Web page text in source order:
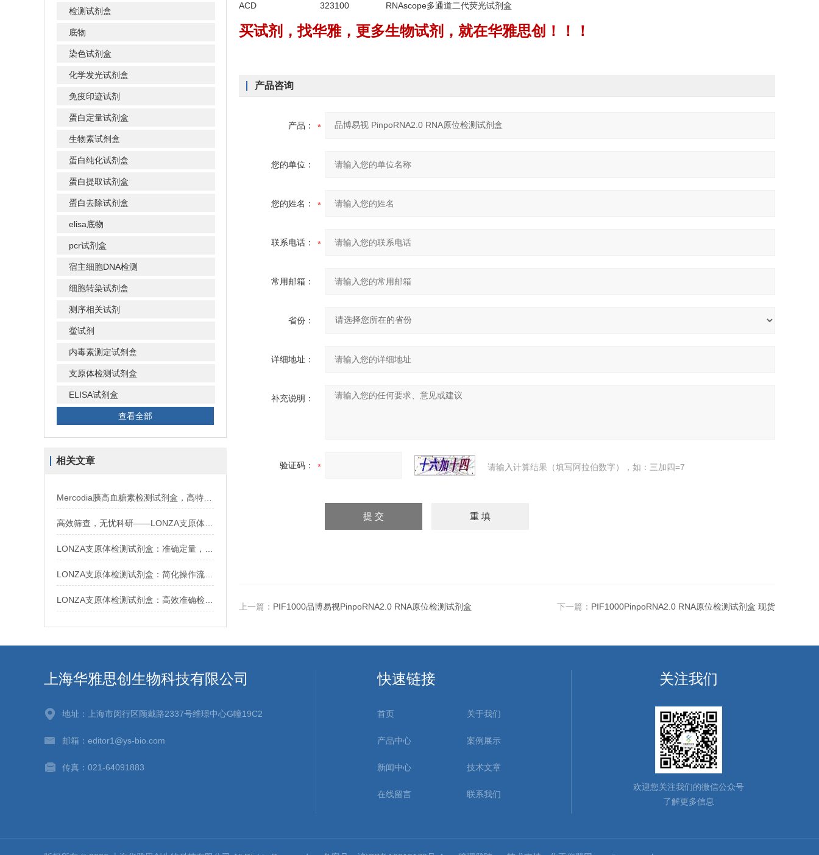
检测试剂盒
底物
染色试剂盒
化学发光试剂盒
免疫印迹试剂
蛋白定量试剂盒
生物素试剂盒
蛋白纯化试剂盒
蛋白提取试剂盒
蛋白去除试剂盒
elisa底物
pcr试剂盒
宿主细胞DNA检测
细胞转染试剂盒
测序相关试剂
鲎试剂
内毒素测定试剂盒
支原体检测试剂盒
ELISA试剂盒
查看全部
相关文章
ACD 323100 RNAscope多通道二代荧光试剂盒
买试剂，找华雅，更多生物试剂，就在华雅思创！！！
产品咨询
产品：
您的单位：
您的姓名：
联系电话：
常用邮箱：
省份：
详细地址：
补充说明：
验证码： 请输入计算结果（填写阿拉伯数字），如：三加四=7
上一篇： PIF1000品博易视PinpoRNA2.0 RNA原位检测试剂盒 下一篇： PIF1000PinpoRNA2.0 RNA原位检测试剂盒 现货
上海华雅思创生物科技有限公司
地址：上海市闵行区顾戴路2337号维璟中心G幢19C2
邮箱：editor1@ys-bio.com
传真：021-64091883
快速链接
首页 关于我们
产品中心 案例展示
新闻中心 技术文章
在线留言 联系我们
关注我们
欢迎您关注我们的微信公众号
了解更多信息